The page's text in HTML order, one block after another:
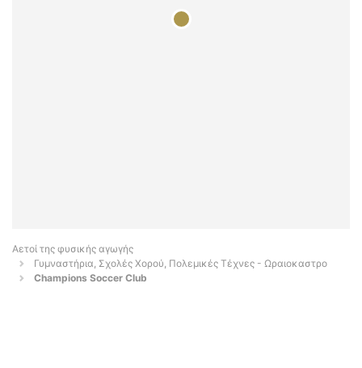
Αετοί της φυσικής αγωγής
Γυμναστήρια, Σχολές Χορού, Πολεμικές Τέχνες - Ωραιοκαστρο
Champions Soccer Club